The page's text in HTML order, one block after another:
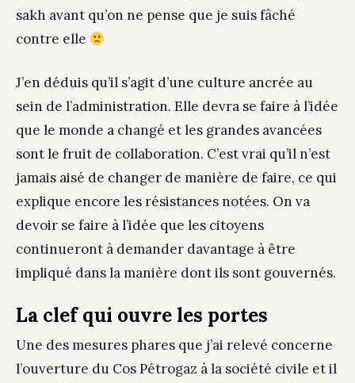
sakh avant qu’on ne pense que je suis fâché
contre elle
J’en déduis qu’il s’agit d’une culture ancrée au
sein de l’administration. Elle devra se faire à l’idée
que le monde a changé et les grandes avancées
sont le fruit de collaboration. C’est vrai qu’il n’est
jamais aisé de changer de manière de faire, ce qui
explique encore les résistances notées. On va
devoir se faire à l’idée que les citoyens
continueront à demander davantage à être
impliqué dans la manière dont ils sont gouvernés.
La clef qui ouvre les portes
Une des mesures phares que j’ai relevé concerne
l’ouverture du Cos Pétrogaz à la société civile et il